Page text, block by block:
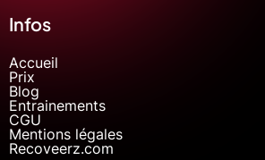
Infos
Accueil
Prix
Blog
Entrainements
CGU
Mentions légales
Recoveerz.com